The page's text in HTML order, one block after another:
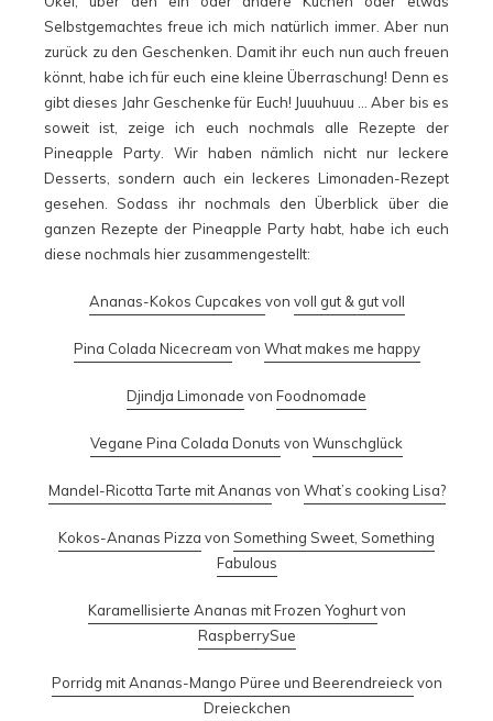
Selbstgemachtes freue ich mich natürlich immer. Aber nun
zurück zu den Geschenken. Damit ihr euch nun auch freuen
könnt, habe ich für euch eine kleine Überraschung! Denn es
gibt dieses Jahr Geschenke für Euch! Juuuhuuu … Aber bis es
soweit ist, zeige ich euch nochmals alle Rezepte der
Pineapple Party. Wir haben nämlich nicht nur leckere
Desserts, sondern auch ein leckeres Limonaden-Rezept
gesehen. Sodass ihr nochmals den Überblick über die
ganzen Rezepte der Pineapple Party habt, habe ich euch
diese nochmals hier zusammengestellt:
Ananas-Kokos Cupcakes von voll gut & gut voll
Pina Colada Nicecream von What makes me happy
Djindja Limonade von Foodnomade
Vegane Pina Colada Donuts von Wunschglück
Mandel-Ricotta Tarte mit Ananas von What’s cooking Lisa?
Kokos-Ananas Pizza von Something Sweet, Something
Fabulous
Karamellisierte Ananas mit Frozen Yoghurtvon
RaspberrySue
Porridg mit Ananas-Mango Püree und Beerendreieck von
Dreieckchen